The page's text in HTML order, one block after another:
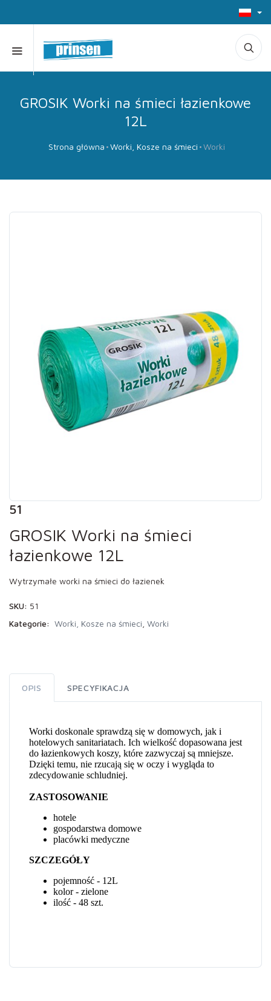
GROSIK Worki na śmieci łazienkowe
12L
Strona główna Worki, Kosze na śmieci Worki
51
GROSIK Worki na śmieci
łazienkowe 12L
Wytrzymałe worki na śmieci do łazienek
SKU: 51
Kategorie: Worki, Kosze na śmieci Worki
OPIS SPECYFIKACJA